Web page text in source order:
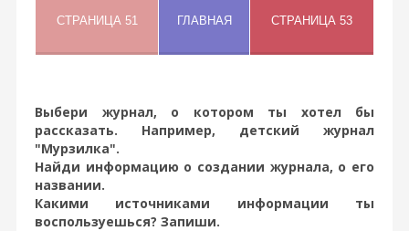
Выбери журнал, о котором ты хотел бы
рассказать. Например, детский журнал
"Мурзилка".
Найди информацию о создании журнала, о его
названии.
Какими источниками информации ты
воспользуешься? Запиши.